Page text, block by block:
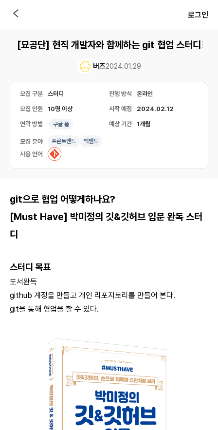
로그인
[묘공단] 현직 개발자와 함께하는 git 협업 스터디
버즈2024.01.29
모집 구분 스터디 진행 방식 온라인
모집 인원 10명 이상 시작 예정 2024.02.12
연락 방법 구글 폼 예상 기간 1개월
모집 분야 프론트엔드 백엔드
사용 언어
git으로 협업 어떻게하나요?
[Must Have] 박미정의 깃&깃허브 입문 완독 스터
디
스터디 목표
도서완독
github 계정을 만들고 개인 리포지토리를 만들어 본다.
git을 통해 협업을 할 수 있다.